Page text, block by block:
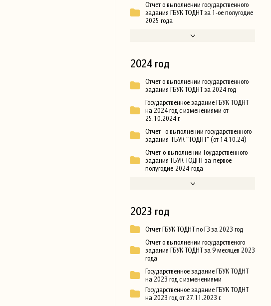
Отчет о выполнении государственного
задания ГБУК ТОДНТ за 1-ое полугодие
2025 года
2024 год
Отчет о выполнении государственного
задания ГБУК ТОДНТ за 2024 год
Государственное задание ГБУК ТОДНТ
на 2024 год с изменениями от
25.10.2024 г.
Отчет о выполнении государственного
задания ГБУК "ТОДНТ" (от 14.10.24)
Отчет-о-выполнении-Гоударственного-
задания-ГБУК-ТОДНТ-за-первое-
полугодие-2024-года
2023 год
Отчет ГБУК ТОДНТ по ГЗ за 2023 год
Отчет о выполнении государственого
задания ГБУК ТОДНТ за 9 месяцев 2023
года
Государственное задание ГБУК ТОДНТ
на 2023 год с изменениями
Государственное задание ГБУК ТОДНТ
на 2023 год от 27.11.2023 г.